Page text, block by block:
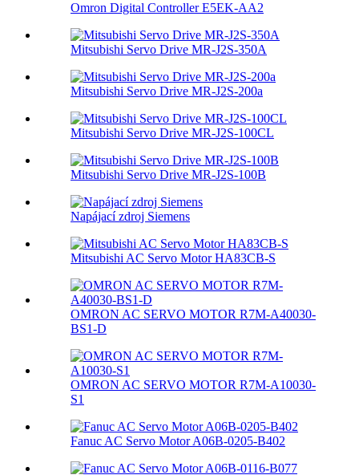
Omron Digital Controller E5EK-AA2
Mitsubishi Servo Drive MR-J2S-350A
Mitsubishi Servo Drive MR-J2S-200a
Mitsubishi Servo Drive MR-J2S-100CL
Mitsubishi Servo Drive MR-J2S-100B
Napájací zdroj Siemens
Mitsubishi AC Servo Motor HA83CB-S
OMRON AC SERVO MOTOR R7M-A40030-
BS1-D
OMRON AC SERVO MOTOR R7M-A10030-
S1
Fanuc AC Servo Motor A06B-0205-B402